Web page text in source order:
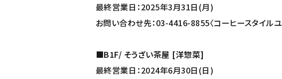
最終営業日：2025年3月31日(月)
お問い合わせ先：03-4416-8855〈コーヒースタイル
■B1F/ そうざい茶屋 [洋惣菜]
最終営業日：2024年6月30日(日)